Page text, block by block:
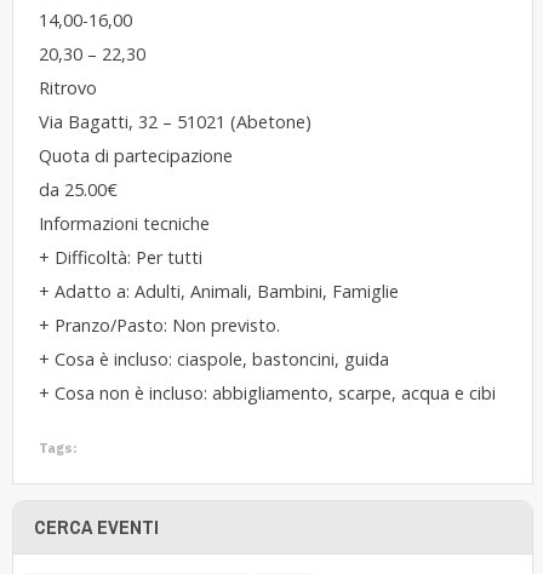
14,00-16,00
20,30 – 22,30
Ritrovo
Via Bagatti, 32 – 51021 (Abetone)
Quota di partecipazione
da 25.00€
Informazioni tecniche
+ Difficoltà: Per tutti
+ Adatto a: Adulti, Animali, Bambini, Famiglie
+ Pranzo/Pasto: Non previsto.
+ Cosa è incluso: ciaspole, bastoncini, guida
+ Cosa non è incluso: abbigliamento, scarpe, acqua e cibi
Tags:
CERCA EVENTI